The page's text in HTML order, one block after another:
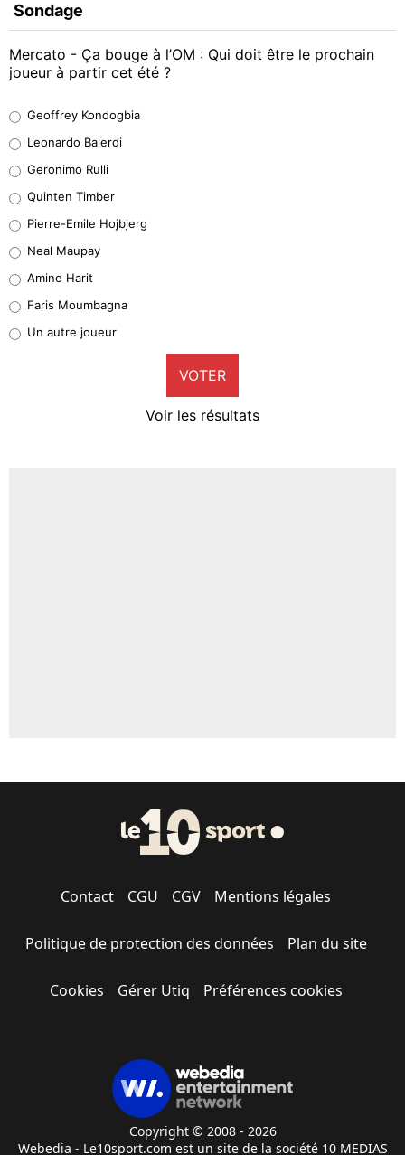
Sondage
Mercato - Ça bouge à l’OM : Qui doit être le prochain
joueur à partir cet été ?
38%
32%
5%
1%
9%
Geoffrey Kondogbia
Leonardo Balerdi
Geronimo Rulli
Quinten Timber
Pierre-Emile Hojbjerg
Neal Maupay
Amine Harit
Faris Moumbagna
Un autre joueur
VOTER
Voir les résultats
Contact CGU CGV Mentions légales
Politique de protection des données Plan du site
Cookies Gérer Utiq Préférences cookies
Copyright © 2008 - 2026
Webedia - Le10sport.com est un site de la société 10 MEDIAS